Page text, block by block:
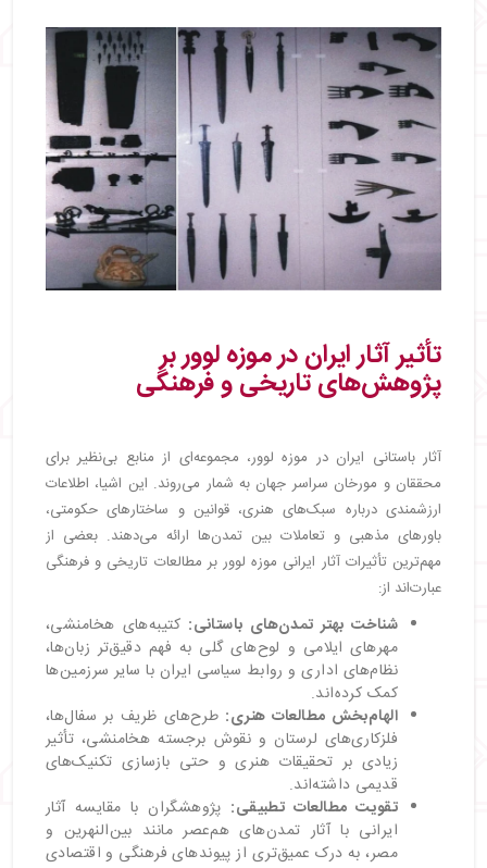
تأثیر آثار ایران در موزه لوور بر
پژوهش‌های تاریخی و فرهنگی
آثار باستانی ایران در موزه لوور، مجموعه‌ای از منابع بی‌نظیر برای
محققان و مورخان سراسر جهان به شمار می‌روند. این اشیا، اطلاعات
ارزشمندی درباره سبک‌های هنری، قوانین و ساختارهای حکومتی،
باورهای مذهبی و تعاملات بین تمدن‌ها ارائه می‌دهند. بعضی از
مهم‌ترین تأثیرات آثار ایرانی موزه لوور بر مطالعات تاریخی و فرهنگی
عبارت‌اند از:
شناخت بهتر تمدن‌های باستانی: کتیبه‌های هخامنشی،
مهرهای ایلامی و لوح‌های گلی به فهم دقیق‌تر زبان‌ها،
نظام‌های اداری و روابط سیاسی ایران با سایر سرزمین‌ها
کمک کرده‌اند.
الهام‌بخش مطالعات هنری: طرح‌های ظریف بر سفال‌ها،
فلزکاری‌های لرستان و نقوش برجسته هخامنشی، تأثیر
زیادی بر تحقیقات هنری و حتی بازسازی تکنیک‌های
قدیمی داشته‌اند.
تقویت مطالعات تطبیقی: پژوهشگران با مقایسه آثار
ایرانی با آثار تمدن‌های هم‌عصر مانند بین‌النهرین و
مصر، به درک عمیق‌تری از پیوندهای فرهنگی و اقتصادی